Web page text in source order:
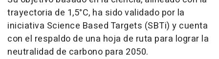
trayectoria de 1,5°C, ha sido validado por la
iniciativa Science Based Targets (SBTi) y cuenta
con el respaldo de una hoja de ruta para lograr la
neutralidad de carbono para 2050.